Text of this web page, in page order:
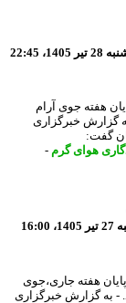
فردا 29 تیر تا پایان هفته جوی آرام
خبرگزاری
هوای گرم-
از امروز 27 تیر تا پایان هفته جاری،جوی
گزارش خبرگزاری